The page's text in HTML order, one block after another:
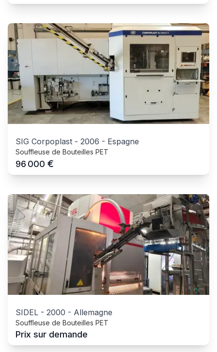
SIG Corpoplast - 2006 - Espagne
Souffleuse de Bouteilles PET
96 000 €
SIDEL - 2000 - Allemagne
Souffleuse de Bouteilles PET
Prix sur demande